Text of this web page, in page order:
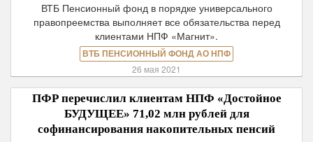
ВТБ Пенсионный фонд в порядке универсального
правопреемства выполняет все обязательства перед
клиентами НПФ «Магнит».
ВТБ ПЕНСИОННЫЙ ФОНД АО НПФ
26 мая 2021
ПФР перечислил клиентам НПФ «Достойное
БУДУЩЕЕ» 71,02 млн рублей для
софинансирования накопительных пенсий